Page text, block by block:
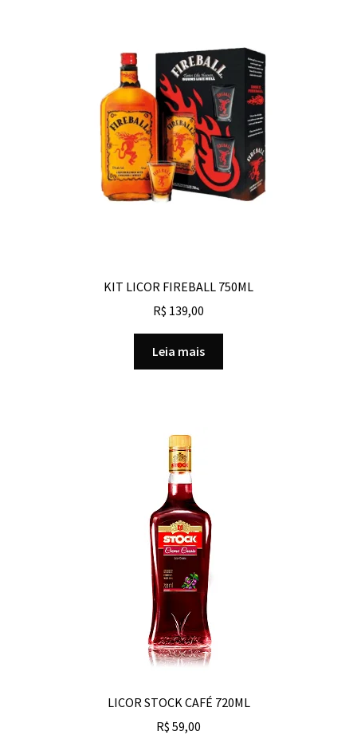
KIT LICOR FIREBALL 750ML
R$ 139,00
Leia mais
LICOR STOCK CAFÉ 720ML
R$ 59,00